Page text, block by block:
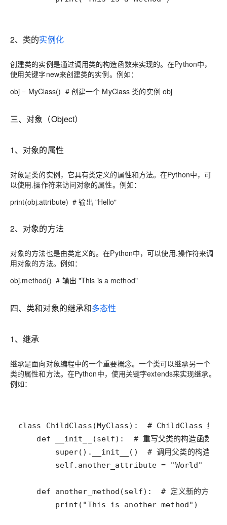
2、类的实例化
创建类的实例是通过调用类的构造函数来实现的。在Python中，
使用关键字new来创建类的实例。例如：
obj = MyClass() # 创建一个 MyClass 类的实例 obj
三、对象（Object）
1、对象的属性
对象是类的实例，它具有类定义的属性和方法。在Python中，可
以使用.操作符来访问对象的属性。例如：
print(obj.attribute) # 输出 "Hello"
2、对象的方法
对象的方法也是由类定义的。在Python中，可以使用.操作符来调
用对象的方法。例如：
obj.method() # 输出 "This is a method"
四、类和对象的继承和多态性
1、继承
继承是面向对象编程中的一个重要概念。一个类可以继承另一个
类的属性和方法。在Python中，使用关键字extends来实现继承。
例如：
print("This is another method")